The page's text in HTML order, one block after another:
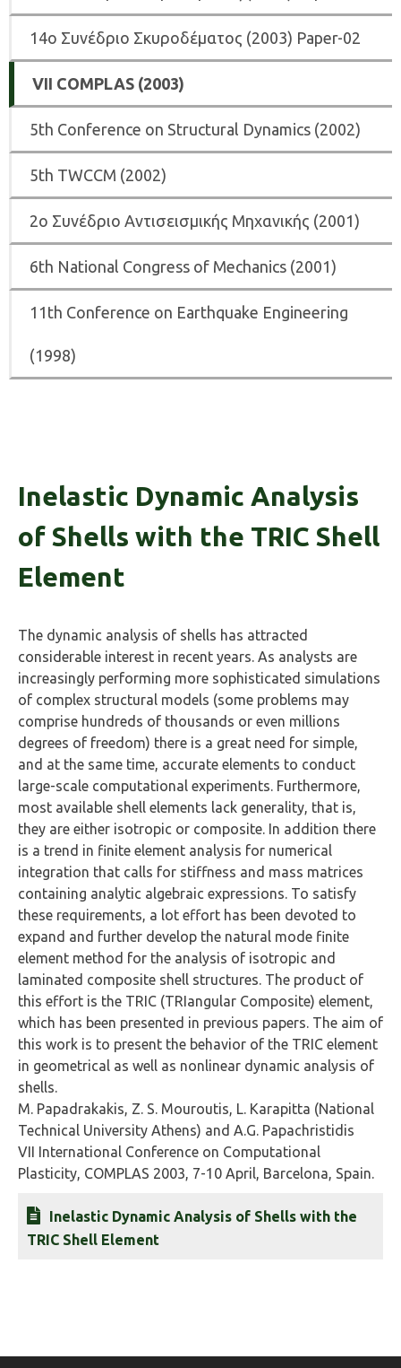
14ο Συνέδριο Σκυροδέματος (2003) Paper-02
VII COMPLAS (2003)
5th Conference on Structural Dynamics (2002)
5th ΤWCCM (2002)
2ο Συνέδριο Αντισεισμικής Μηχανικής (2001)
6th National Congress of Mechanics (2001)
11th Conference on Earthquake Engineering
(1998)
Inelastic Dynamic Analysis
of Shells with the TRIC Shell
Element
The dynamic analysis of shells has attracted
considerable interest in recent years. As analysts are
increasingly performing more sophisticated simulations
of complex structural models (some problems may
comprise hundreds of thousands or even millions
degrees of freedom) there is a great need for simple,
and at the same time, accurate elements to conduct
large-scale computational experiments. Furthermore,
most available shell elements lack generality, that is,
they are either isotropic or composite. In addition there
is a trend in finite element analysis for numerical
integration that calls for stiffness and mass matrices
containing analytic algebraic expressions. To satisfy
these requirements, a lot effort has been devoted to
expand and further develop the natural mode finite
element method for the analysis of isotropic and
laminated composite shell structures. The product of
this effort is the TRIC (TRIangular Composite) element,
which has been presented in previous papers. The aim of
this work is to present the behavior of the TRIC element
in geometrical as well as nonlinear dynamic analysis of
shells.
M. Papadrakakis, Z. S. Mouroutis, L. Karapitta (National
Technical University Athens) and A.G. Papachristidis
VII International Conference on Computational
Plasticity, COMPLAS 2003, 7-10 April, Barcelona, Spain.
Inelastic Dynamic Analysis of Shells with the
TRIC Shell Element